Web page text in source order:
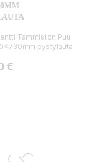
Tammiston Puu
pystylauta
€